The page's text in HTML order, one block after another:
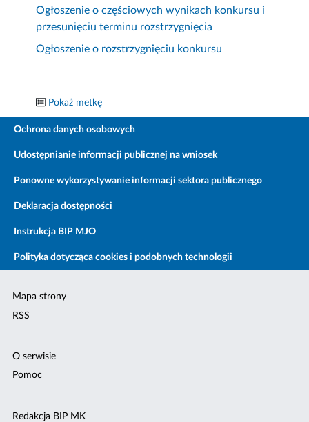
Ogłoszenie o częściowych wynikach konkursu i
przesunięciu terminu rozstrzygnięcia
Ogłoszenie o rozstrzygnięciu konkursu
Pokaż metkę
Ochrona danych osobowych
Udostępnianie informacji publicznej na wniosek
Ponowne wykorzystywanie informacji sektora publicznego
Deklaracja dostępności
Instrukcja BIP MJO
Polityka dotycząca cookies i podobnych technologii
Mapa strony
RSS
O serwisie
Pomoc
Redakcja BIP MK